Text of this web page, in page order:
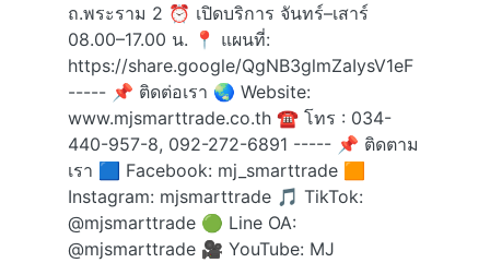
ถ.พระราม 2 ⏰ เปิดบริการ จันทร์–เสาร์
08.00–17.00 น. 📍 แผนที่:
https://share.google/QgNB3glmZaIysV1eF
----- 📌 ติดต่อเรา 🌏 Website:
www.mjsmarttrade.co.th ☎ โทร : 034-
440-957-8, 092-272-6891 ----- 📌 ติดตาม
เรา 🟦 Facebook: mj_smarttrade 🟧
Instagram: mjsmarttrade 🎵 TikTok:
@mjsmarttrade 🟢 Line OA:
@mjsmarttrade 🎥 YouTube: MJ